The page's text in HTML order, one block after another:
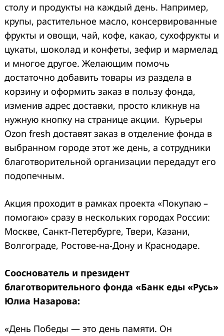
столу и продукты на каждый день. Например,
крупы, растительное масло, консервированные
фрукты и овощи, чай, кофе, какао, сухофрукты и
цукаты, шоколад и конфеты, зефир и мармелад
и многое другое. Желающим помочь
достаточно добавить товары из раздела в
корзину и оформить заказ в пользу фонда,
изменив адрес доставки, просто кликнув на
нужную кнопку на странице акции. Курьеры
Ozon fresh доставят заказ в отделение фонда в
выбранном городе этот же день, а сотрудники
благотворительной организации передадут его
подопечным.
Акция проходит в рамках проекта «Покупаю –
помогаю» сразу в нескольких городах России:
Москве, Санкт-Петербурге, Твери, Казани,
Волгограде, Ростове-на-Дону и Краснодаре.
Сооснователь и президент
благотворительного фонда «Банк еды «Русь»
Юлиа Назарова:
«День Победы — это день памяти. Он